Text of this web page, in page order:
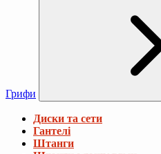
Грифи
Диски та сети
Гантелі
Штанги